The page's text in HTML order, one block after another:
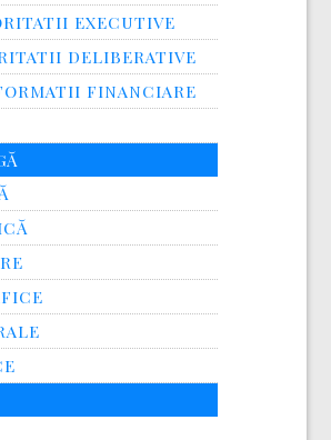
EXECUTIVE
DELIBERATIVE
FINANCIARE